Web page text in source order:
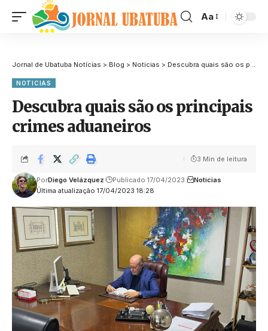
Aa
Jornal de Ubatuba Notícias > Blog > Noticias > Descubra quais são os principais crimes aduaneiros
NOTICIAS
Descubra quais são os principais
crimes aduaneiros
Última atualização 17/04/2023 18:28
PorDiego Velázquez Publicado 17/04/2023 Noticias
3 Min de leitura